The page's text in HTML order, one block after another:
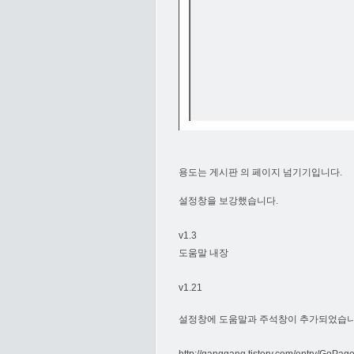
용도는 게시판 의 페이지 넘기기입니다.
설정창을 보강했습니다.
v1.3
도움말 내장
v1.21
설정창에 도움말과 주석창이 추가되었습